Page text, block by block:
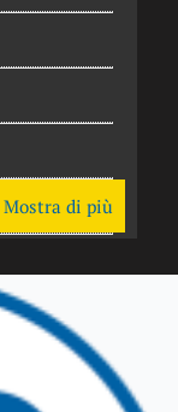
Mostra di più